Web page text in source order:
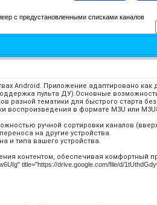
с предустановленными списками каналов
Android. Приложение адаптировано как
пульта ДУ).Основные
тематики для быстрого старта
воспроизведения в формате M3U или
ручной сортировки каналов
на другие устройства.
и типа вашего устройства.
контентом, обеспечивая комфортный
title="https://drive.google.com/file/d/